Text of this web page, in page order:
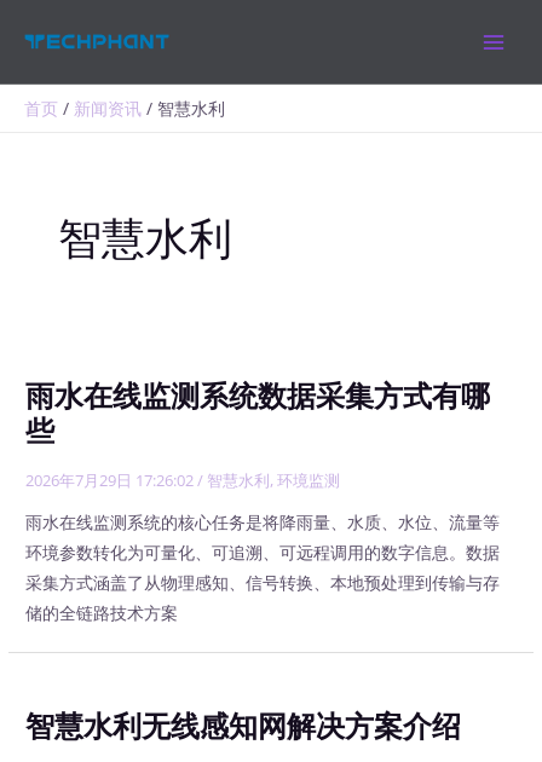
首页 新闻资讯 智慧水利
智慧水利
雨水在线监测系统数据采集方式有哪
些
2026年7月29日 17:26:02/ 智慧水利,环境监测
雨水在线监测系统的核心任务是将降雨量、水质、水位、流量等
环境参数转化为可量化、可追溯、可远程调用的数字信息。数据
采集方式涵盖了从物理感知、信号转换、本地预处理到传输与存
储的全链路技术方案
智慧水利无线感知网解决方案介绍